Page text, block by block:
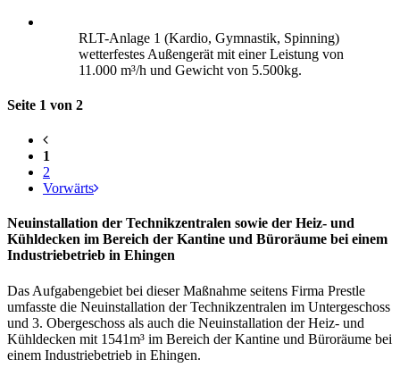
RLT-Anlage 1 (Kardio, Gymnastik, Spinning)
wetterfestes Außengerät mit einer Leistung von
11.000 m³/h und Gewicht von 5.500kg.
Seite 1 von 2
1
2
Vorwärts
Neuinstallation der Technikzentralen sowie der Heiz- und
Kühldecken im Bereich der Kantine und Büroräume bei einem
Industriebetrieb in Ehingen
Das Aufgabengebiet bei dieser Maßnahme seitens Firma Prestle
umfasste die Neuinstallation der Technikzentralen im Untergeschoss
und 3. Obergeschoss als auch die Neuinstallation der Heiz- und
Kühldecken mit 1541m³ im Bereich der Kantine und Büroräume bei
einem Industriebetrieb in Ehingen.